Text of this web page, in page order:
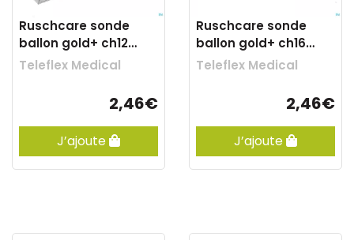
Ruschcare sonde
ballon gold+ ch12
40cm 850002
Teleflex Medical
2,46€
J’ajoute
Ruschcare sonde
ballon gold+ ch16
40cm 850002
Teleflex Medical
2,46€
J’ajoute